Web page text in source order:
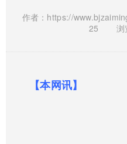
作者：https://
25
浏
【本网讯】